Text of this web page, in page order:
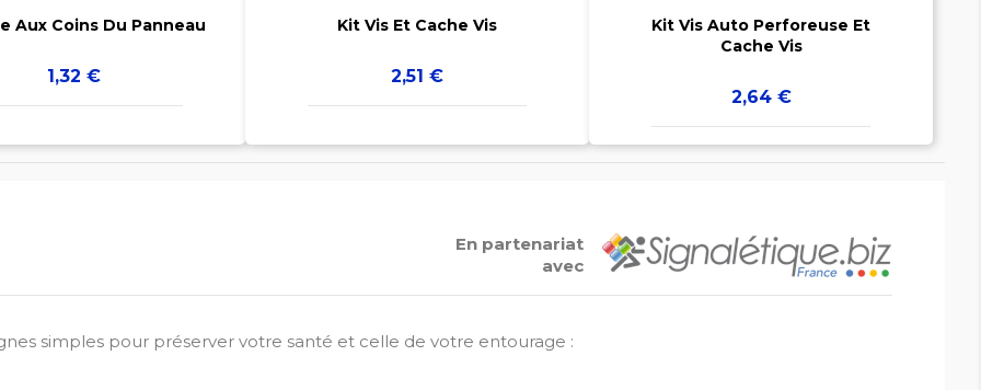
Aux Coins Du Panneau
Prix
1,32 €
Kit Vis Et Cache Vis
Prix
2,51 €
Kit Vis Auto Perforeuse Et
Cache Vis
Prix
2,64 €
En partenariat
avec
simples pour préserver votre santé et celle de votre entourage :